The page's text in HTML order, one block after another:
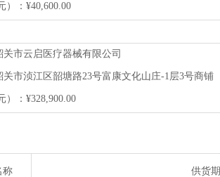
）： ¥40,600.00
市云启医疗器械有限公司
市浈江区韶塘路23号富康文化山庄-1层3号商铺
）： ¥328,900.00
称 供货期